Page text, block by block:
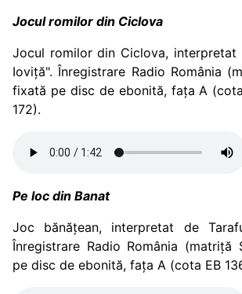
Jocul romilor din Ciclova
Jocul romilor din Ciclova, interpretat
Ioviță". Înregistrare Radio România
fixată pe disc de ebonită, fața A (cota
172).
Pe loc din Banat
Joc bănățean, interpretat de
Înregistrare Radio România (matriță
pe disc de ebonită, fața A (cota EB